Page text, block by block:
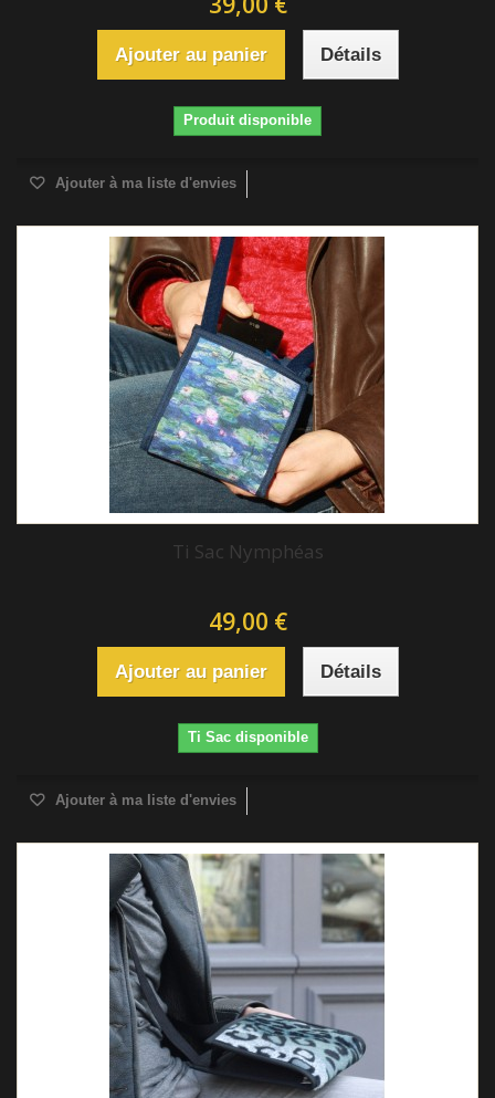
Ajouter au panier Détails
Produit disponible
Ajouter à ma liste d'envies
Ti Sac Nymphéas
49,00 €
Ajouter au panier Détails
Ti Sac disponible
Ajouter à ma liste d'envies